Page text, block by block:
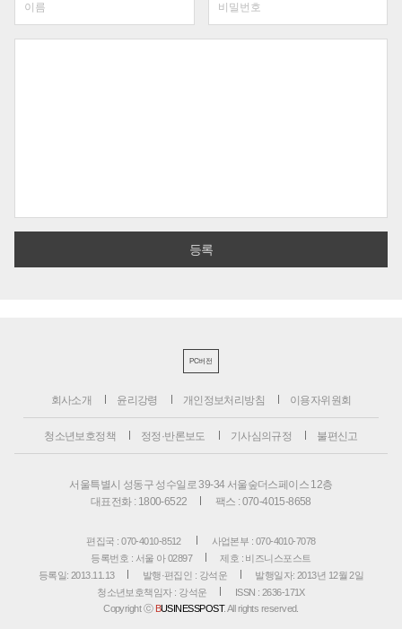
PC버전
회사소개 윤리강령 개인정보처리방침 이용자위원회
청소년보호정책 정정·반론보도 기사심의규정 불편신고
서울특별시 성동구 성수일로 39-34 서울숲더스페이스 12층
대표전화 : 1800-6522
팩스 : 070-4015-8658
편집국 : 070-4010-8512
사업본부 : 070-4010-7078
등록번호 : 서울 아 02897
제호 : 비즈니스포스트
등록일: 2013.11.13
발행·편집인 : 강석운
발행일자: 2013년 12월 2일
청소년보호책임자 : 강석운
ISSN : 2636-171X
Copyright ⓒ BUSINESSPOST. All rights reserved.